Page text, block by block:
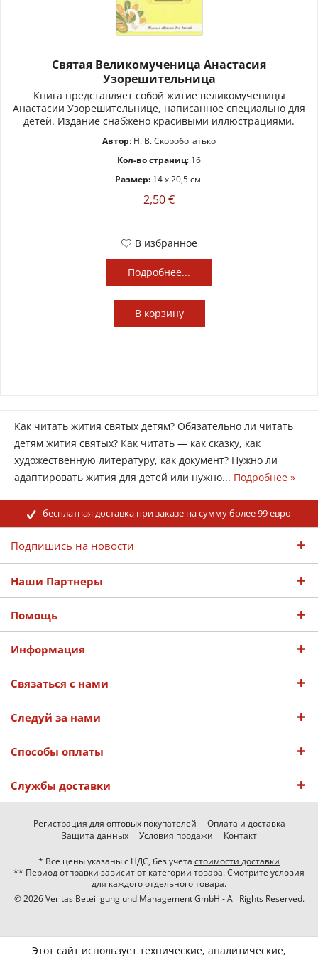
Святая Великомученица Анастасия
Узорешительница
Книга представляет собой житие великомученицы
Анастасии Узорешительнице, написанное специально для
детей. Издание снабжено красивыми иллюстрациями.
Автор: Н. В. Скоробогатько
Кол-во страниц: 16
Размер: 14 x 20,5 см.
2,50 €
В избранное
Подробнее...
В корзину
Как читать жития святых детям? Обязательно ли читать
детям жития святых? Как читать — как сказку, как
художественную литературу, как документ? Нужно ли
адаптировать жития для детей или нужно... Подробнее »
бесплатная доставка при заказе на сумму более 99 евро
Подпишись на новости
Наши Партнеры
Помощь
Информация
Связаться с нами
Следуй за нами
Способы оплаты
Службы доставки
Регистрация для оптовых покупателей
Оплата и доставка
Защита данных
Условия продажи Контакт
* Все цены указаны с НДС, без учета стоимости доставки
** Период отправки зависит от категории товара. Смотрите условия
для каждого отдельного товара.
© 2026 Veritas Beteiligung und Management GmbH - All Rights Reserved.
Этот сайт использует технические, аналитические,